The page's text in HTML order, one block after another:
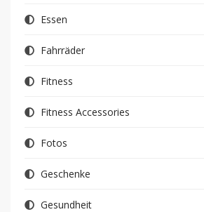
Essen
Fahrräder
Fitness
Fitness Accessories
Fotos
Geschenke
Gesundheit